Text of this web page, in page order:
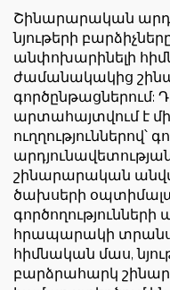
համար ցածր գնով
Շինարարական
նյութերի
անփոխարինելի
ժամանակակից
գործընթացներում:
արտահայտվում է
ուղղություններով՝
շինարարական
ծախսերի
հրապարակի
հիմնական մաս,
բարձրահարկ